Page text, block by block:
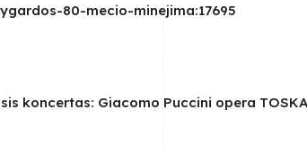
80-mecio-minejima:17695
koncertas: Giacomo Puccini opera TOSKA